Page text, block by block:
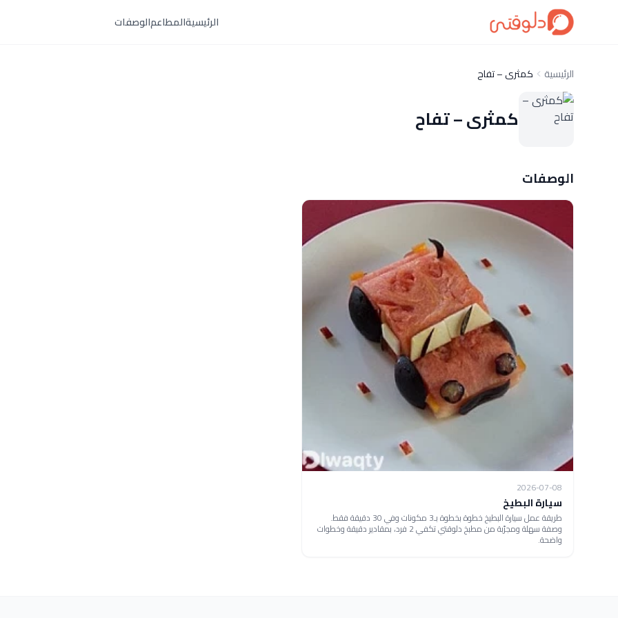
الرئيسيةالمطاعمالوصفات
الرئيسية كمثرى – تفاح
كمثرى – تفاح
الوصفات
2026-07-08
سيارة البطيخ
طريقة عمل سيارة البطيخ خطوة بخطوة بـ3 مكونات وفي 30 دقيقة فقط.
وصفة سهلة ومجرّبة من مطبخ دلوقتي تكفي 2 فرد، بمقادير دقيقة وخطوات
واضحة.